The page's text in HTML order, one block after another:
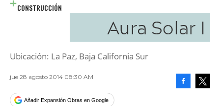
CONSTRUCCIÓN
Aura Solar I
Ubicación: La Paz, Baja California Sur
jue 28 agosto 2014 08:30 AM
Añadir Expansión Obras en Google